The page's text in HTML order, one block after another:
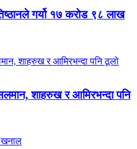
गर्यो १७ करोड ९८ लाख
शाहरुख र आमिरभन्दा पनि